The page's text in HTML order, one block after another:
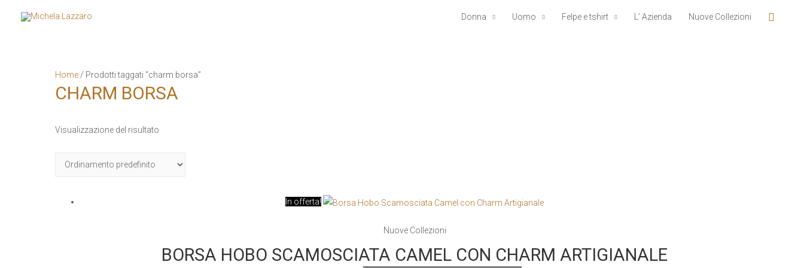
Donna Uomo Felpe e tshirt L’ Azienda Nuove Collezioni Cerca
Home / Prodotti taggati “charm borsa”
CHARM BORSA
Visualizzazione del risultato
In offerta!
Nuove Collezioni
BORSA HOBO SCAMOSCIATA CAMEL CON CHARM ARTIGIANALE